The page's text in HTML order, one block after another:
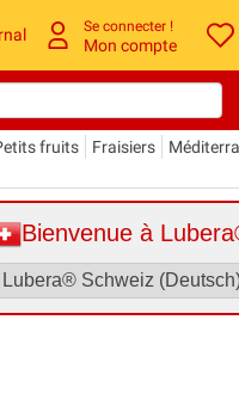
Se connecter !
Mon compte
fruits Fraisiers
Bienvenue à